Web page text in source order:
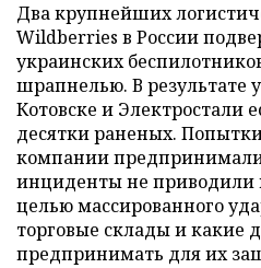
Два крупнейших
Wildberries в России
украинских
шрапнелью. В результате
Котовске и Электростали
десятки раненых.
компании
инциденты не приводили
целью массированного
торговые склады и какие
предпринимать для их